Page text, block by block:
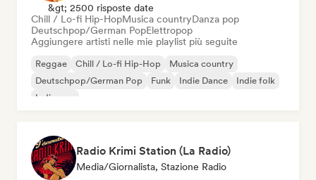
&gt; 2500 risposte date
Chill / Lo-fi Hip-HopMusica countryDanza pop
Deutschpop/German PopElettropop
Aggiungere artisti nelle mie playlist più seguite
Reggae Chill / Lo-fi Hip-Hop
Musica country
Deutschpop/German Pop
Funk Indie Dance
Indie folk
Indie pop
Radio Krimi Station (La Radio)
Media/Giornalista, Stazione Radio